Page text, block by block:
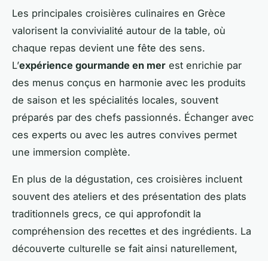
Les principales croisières culinaires en Grèce
valorisent la convivialité autour de la table, où
chaque repas devient une fête des sens.
L’expérience gourmande en mer est enrichie par
des menus conçus en harmonie avec les produits
de saison et les spécialités locales, souvent
préparés par des chefs passionnés. Échanger avec
ces experts ou avec les autres convives permet
une immersion complète.
En plus de la dégustation, ces croisières incluent
souvent des ateliers et des présentation des plats
traditionnels grecs, ce qui approfondit la
compréhension des recettes et des ingrédients. La
découverte culturelle se fait ainsi naturellement,